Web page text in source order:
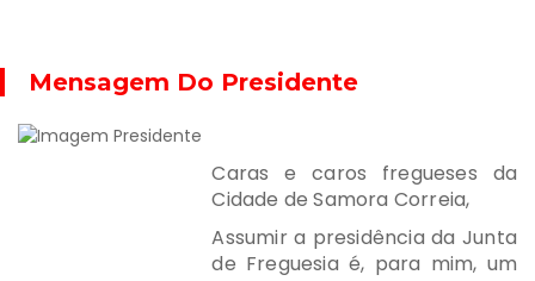
Mensagem Do Presidente
Caras e caros fregueses da
Cidade de Samora Correia,
Assumir a presidência da Junta
de Freguesia é, para mim, um